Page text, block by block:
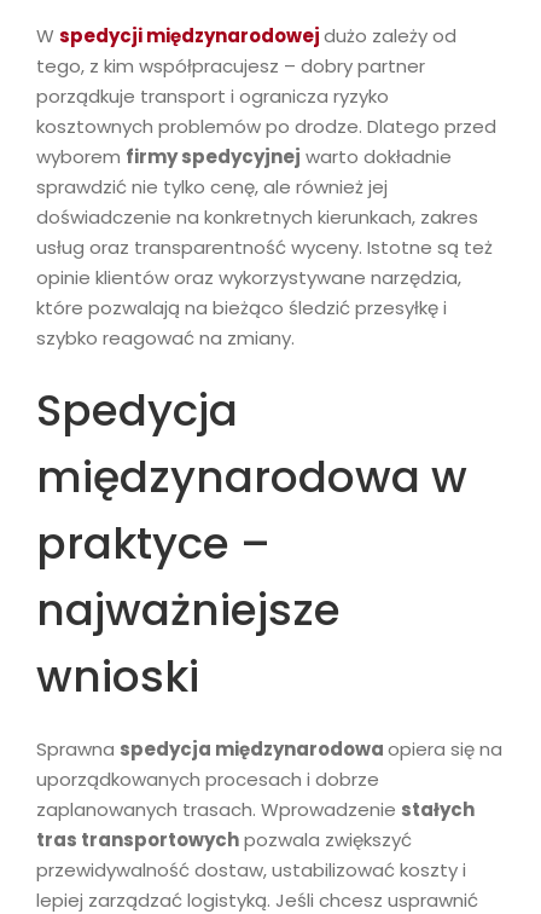
W spedycji międzynarodowejdużo zależy od
tego, z kim współpracujesz – dobry partner
porządkuje transport i ogranicza ryzyko
kosztownych problemów po drodze. Dlatego przed
wyborem firmy spedycyjnej warto dokładnie
sprawdzić nie tylko cenę, ale również jej
doświadczenie na konkretnych kierunkach, zakres
usług oraz transparentność wyceny. Istotne są też
opinie klientów oraz wykorzystywane narzędzia,
które pozwalają na bieżąco śledzić przesyłkę i
szybko reagować na zmiany.
Spedycja
międzynarodowa w
praktyce –
najważniejsze
wnioski
Sprawna spedycja międzynarodowaopiera się na
uporządkowanych procesach i dobrze
zaplanowanych trasach. Wprowadzenie stałych
tras transportowychpozwala zwiększyć
przewidywalność dostaw, ustabilizować koszty i
lepiej zarządzać logistyką. Jeśli chcesz usprawnić